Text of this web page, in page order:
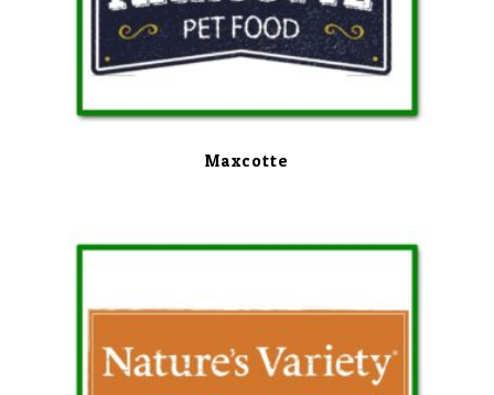
Maxcotte